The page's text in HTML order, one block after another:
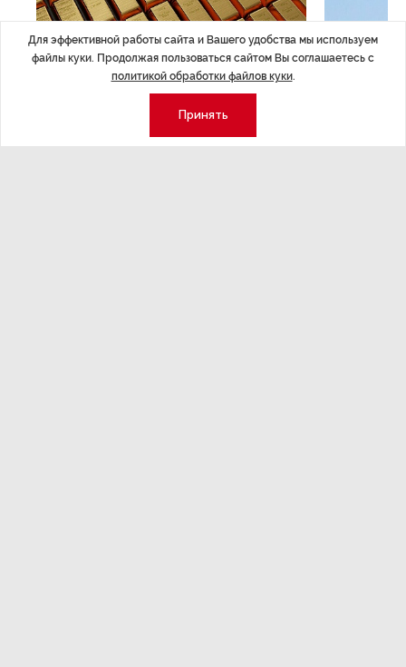
ЭКОНОМИКА,Вчера 14:44
Курс на растущую
волатильность?
ОБЩЕСТВО
Для эффективной работы сайта и Вашего удобства мы используем
файлы куки. Продолжая пользоваться сайтом Вы соглашаетесь с
политикой обработки файлов куки.
Принять